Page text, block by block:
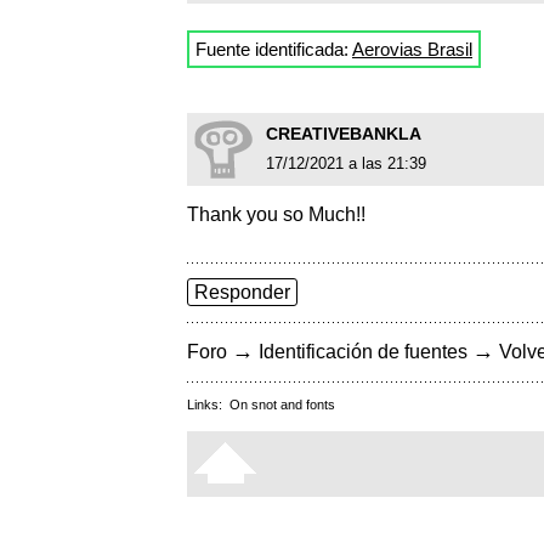
Fuente identificada: Aerovias Brasil
CREATIVEBANKLA
17/12/2021 a las 21:39
Thank you so Much!!
Responder
Foro → Identificación de fuentes →
Links: On snot and fonts